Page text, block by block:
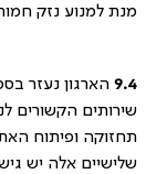
מנת למנוע נזק
9.4 הארגון נעזר
שירותים הקשורים
תחזוקה ופיתוח
שלישיים אלה יש